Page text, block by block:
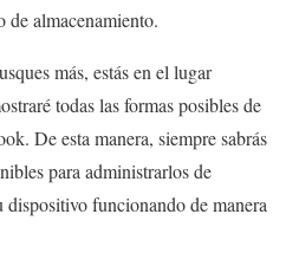
almacenamiento.
más, estás en el lugar
todas las formas posibles de
De esta manera, siempre sabrás
para administrarlos de
funcionando de manera